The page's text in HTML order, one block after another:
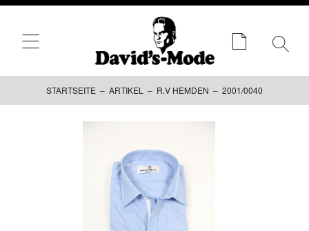
STARTSEITE – ARTIKEL – R.V HEMDEN – 2001/0040